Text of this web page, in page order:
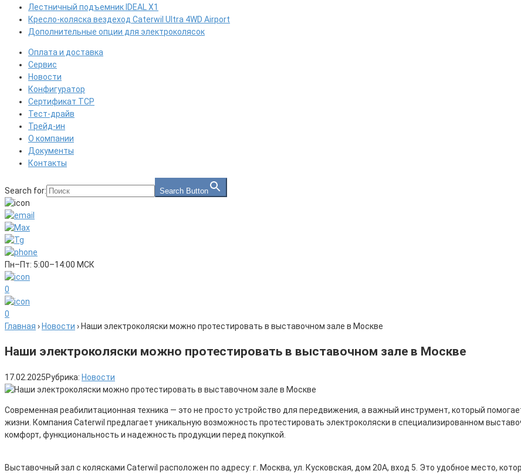
Лестничный подъемник IDEAL X1
Кресло-коляска вездеход Caterwil Ultra 4WD Airport
Дополнительные опции для электроколясок
Оплата и доставка
Сервис
Новости
Конфигуратор
Сертификат ТСР
Тест-драйв
Трейд-ин
О компании
Документы
Контакты
Search for: Search Button
Пн–Пт: 5:00–14:00 МСК
0
0
Главная › Новости › Наши электроколяски можно протестировать в выставочном зале в Москве
Наши электроколяски можно протестировать в выставочном зале в Москве
17.02.2025Рубрика: Новости
Современная реабилитационная техника — это не просто устройство для передвижения, а важный инструмент, который
жизни. Компания Caterwil предлагает уникальную возможность протестировать электроколяски в специализированном
комфорт, функциональность и надежность продукции перед покупкой.
Выставочный зал с колясками Caterwil расположен по адресу: г. Москва, ул. Кусковская, дом 20А, вход 5. Это удобное место,